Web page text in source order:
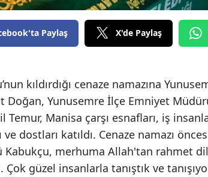
Paylaş X'de Paylaş
kıldırdığı cenaze namazına
Doğan, Yunusemre İlçe Emniyet
Manisa çarşı esnafları, iş
dostları katıldı. Cenaze namazı
merhuma Allah'tan rahmet
Çok güzel insanlarla tanıştık ve